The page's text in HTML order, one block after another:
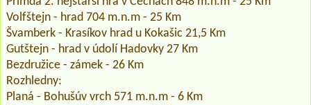
Volfštejn - hrad 704 m.n.m - 25 Km
Švamberk - Krasíkov hrad u Kokašic 21,5 Km
Gutštejn - hrad v údolí Hadovky 27 Km
Bezdružice - zámek - 26 Km
Rozhledny:
Planá - Bohušúv vrch 571 m.n.m - 6 Km